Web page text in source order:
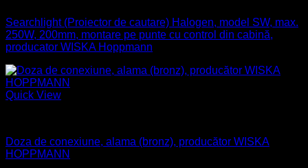
Searchlight (Proiector de cautare) Halogen, model SW, max.
250W, 200mm, montare pe punte cu control din cabină,
producator WISKA Hoppmann
Quick View
Doza de conexiune, alama (bronz), producător WISKA
HOPPMANN